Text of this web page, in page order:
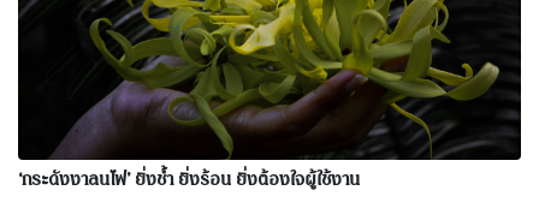
‘กระดังงาลนไฟ’ ยิ่งช้ำ ยิ่งร้อน ยิ่งต้องใจผู้ใช้งาน